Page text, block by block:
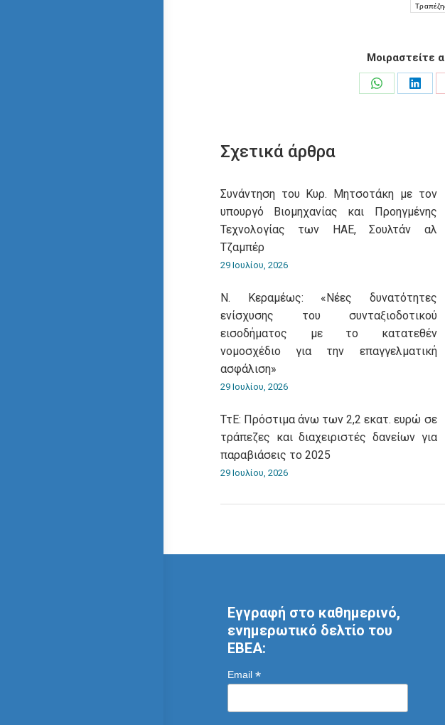
Μοιραστείτε
Share
Share
Σχετικά άρθρα
Συνάντηση του Κυρ. Μητσοτάκη με τον
υπουργό Βιομηχανίας και Προηγμένης
Τεχνολογίας των ΗΑΕ, Σουλτάν αλ
Τζαμπέρ
29 Ιουλίου, 2026
Ν. Κεραμέως: «Νέες δυνατότητες
ενίσχυσης του συνταξιοδοτικού
εισοδήματος με το κατατεθέν
νομοσχέδιο για την επαγγελματική
ασφάλιση»
29 Ιουλίου, 2026
ΤτΕ: Πρόστιμα άνω των 2,2 εκατ. ευρώ σε
τράπεζες και διαχειριστές δανείων για
παραβιάσεις το 2025
29 Ιουλίου, 2026
Εγγραφή στο καθημερινό,
ενημερωτικό δελτίο του
ΕΒΕΑ:
Email *